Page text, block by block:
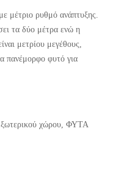
μέτριο ρυθμό ανάπτυξης.
τα δύο μέτρα ενώ η
μετρίου μεγέθους,
πανέμορφο φυτό για
χώρου ΦΥΤΑ